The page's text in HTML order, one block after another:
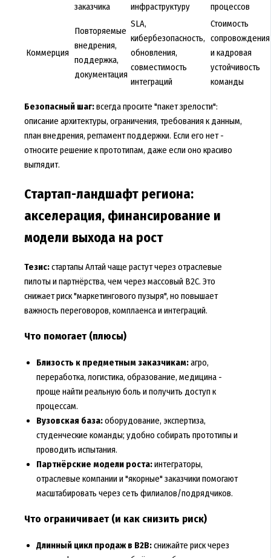
заказчика
инфраструктуру
процессов
Коммерция
Повторяемые
внедрения,
поддержка,
документация
SLA,
кибербезопасность,
обновления,
совместимость
интеграций
Стоимость
сопровождения
и кадровая
устойчивость
команды
Безопасный шаг:всегда просите "пакет зрелости":
описание архитектуры, ограничения, требования к данным,
план внедрения, регламент поддержки. Если его нет -
относите решение к прототипам, даже если оно красиво
выглядит.
Стартап-ландшафт региона:
акселерация, финансирование и
модели выхода на рост
Тезис:стартапы Алтай чаще растут через отраслевые
пилоты и партнёрства, чем через массовый B2C. Это
снижает риск "маркетингового пузыря", но повышает
важность переговоров, комплаенса и интеграций.
Что помогает (плюсы)
Близость к предметным заказчикам:агро,
переработка, логистика, образование, медицина -
проще найти реальную боль и получить доступ к
процессам.
Вузовская база:оборудование, экспертиза,
студенческие команды; удобно собирать прототипы и
проводить испытания.
Партнёрские модели роста:интеграторы,
отраслевые компании и "якорные" заказчики помогают
масштабировать через сеть филиалов/подрядчиков.
Что ограничивает (и как снизить риск)
Длинный цикл продаж в B2B:снижайте риск через